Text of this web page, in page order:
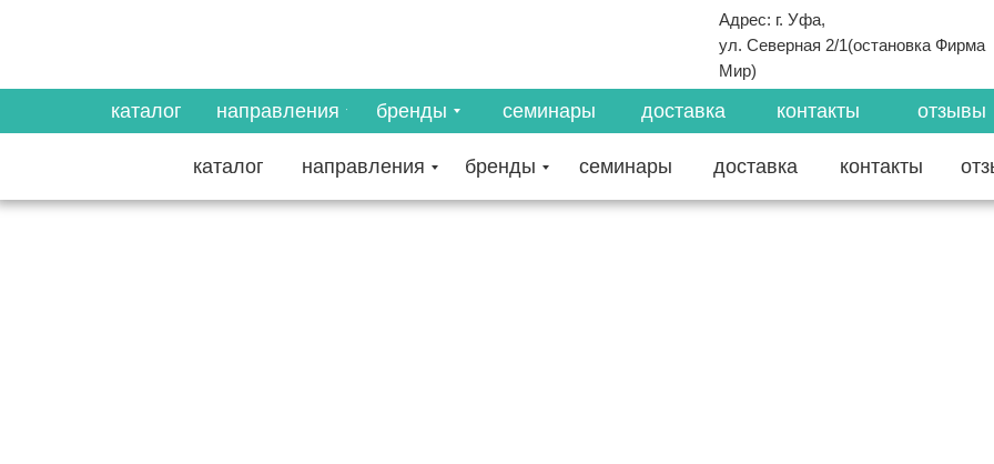
Адрес: г. Уфа,
ул. Северная 2/1(остановка Фирма
Мир)
направления бренды семинары доставка контакты
каталог отзывы
направления бренды семинары контакты
доставка
каталог